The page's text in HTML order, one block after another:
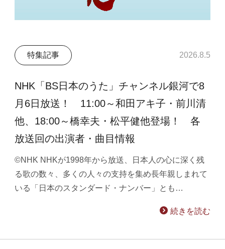
特集記事 2026.8.5
NHK「BS日本のうた」チャンネル銀河で8
月6日放送！ 11:00～和田アキ子・前川清
他、18:00～橋幸夫・松平健他登場！ 各
放送回の出演者・曲目情報
©NHK NHKが1998年から放送、日本人の心に深く残
る歌の数々、多くの人々の支持を集め長年親しまれて
いる「日本のスタンダード・ナンバー」とも…
続きを読む